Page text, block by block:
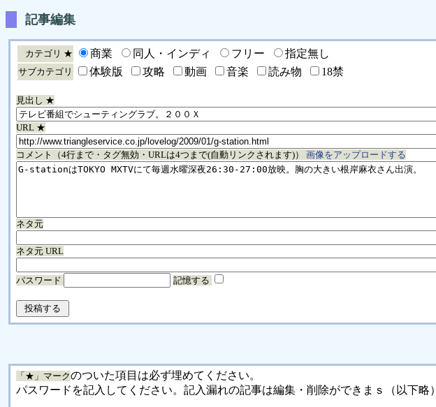
記事編集
カテゴリ ★ 商業 同人・インディ フリー 指定無し
サブカテゴリ 体験版 攻略 動画 音楽 読み物 18禁
見出し ★
URL ★
コメント（4行まで・タグ無効・URLは4つまで(自動リンクされます)） 画像をアップロードする
ネタ元
ネタ元 URL
パスワード 記憶する
「★」マークのついた項目は必ず埋めてください。
パスワードを記入してください。記入漏れの記事は編集・削除ができまｓ（以下略）